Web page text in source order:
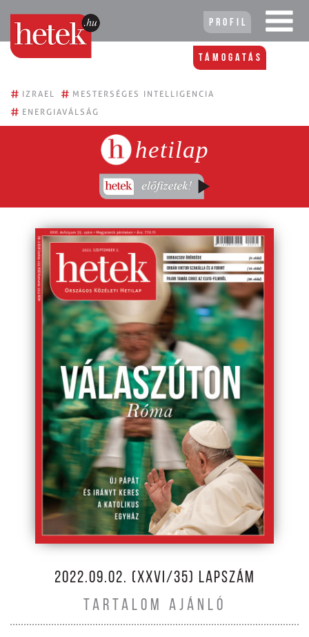
Profil
Támogatás
# IZRAEL # MESTERSÉGES INTELLIGENCIA
# ENERGIAVÁLSÁG
hetilap
2022.09.02. (XXVI/35) LAPSZÁM
TARTALOM AJÁNLÓ